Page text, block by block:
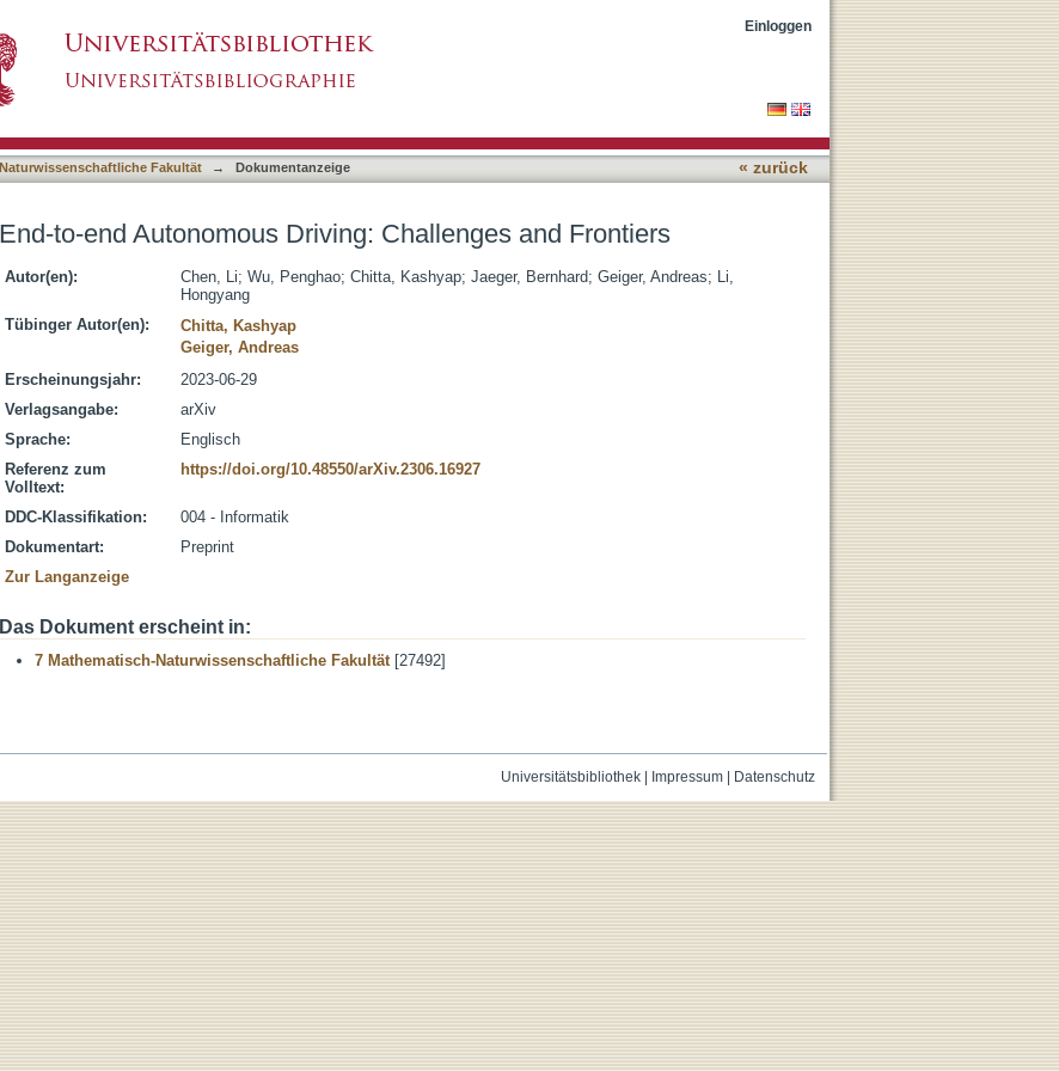
Einloggen
Fakultät → Dokumentanzeige « zurück
End-to-end Autonomous Driving: Challenges and Frontiers
Autor(en): Chen, Li; Wu, Penghao; Chitta, Kashyap; Jaeger, Bernhard; Geiger, Andreas; Li,
Hongyang
Tübinger Autor(en):
Chitta, Kashyap
Geiger, Andreas
Erscheinungsjahr:
2023-06-29
Verlagsangabe:
arXiv
Sprache:
Englisch
Referenz zum
Volltext:
https://doi.org/10.48550/arXiv.2306.16927
DDC-Klassifikation:
004 - Informatik
Dokumentart:
Preprint
Zur Langanzeige
Das Dokument erscheint in:
7 Mathematisch-Naturwissenschaftliche Fakultät[27492]
Universitätsbibliothek| Impressum| Datenschutz